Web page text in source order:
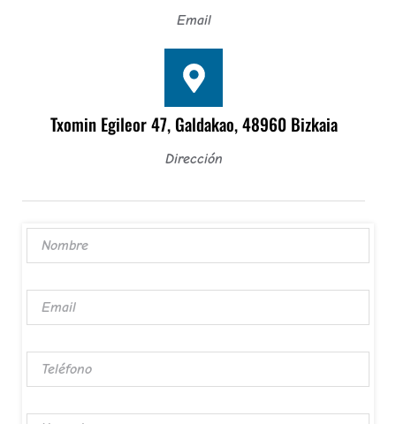
Email
Txomin Egileor 47, Galdakao, 48960 Bizkaia
Dirección